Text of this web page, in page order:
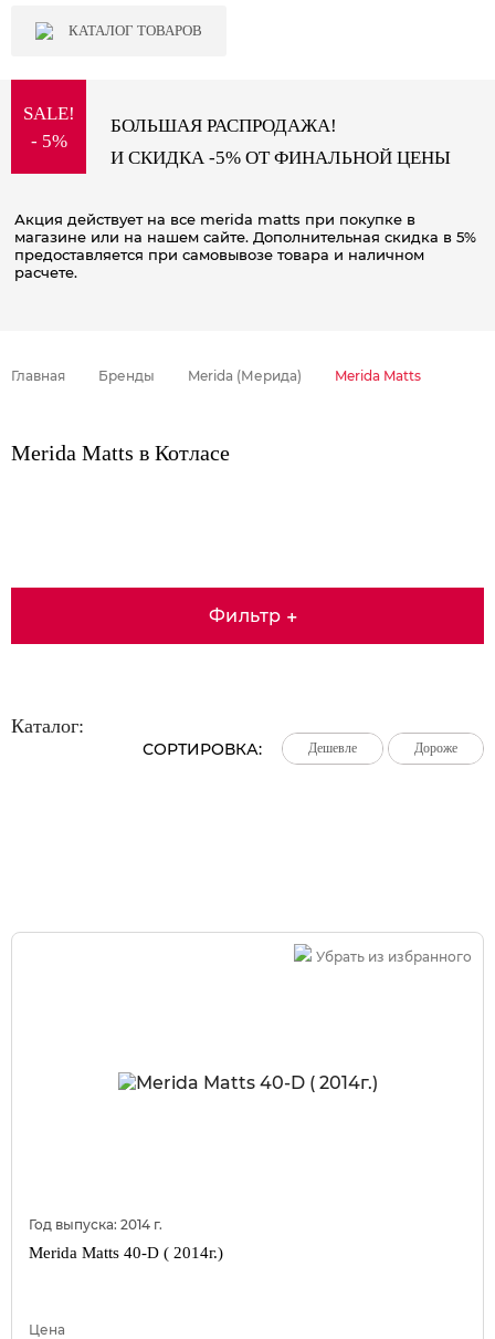
КАТАЛОГ ТОВАРОВ
SALE!
- 5%
БОЛЬШАЯ РАСПРОДАЖА!
И СКИДКА -5% ОТ ФИНАЛЬНОЙ ЦЕНЫ
Акция действует на все merida matts при покупке в
магазине или на нашем сайте. Дополнительная скидка в 5%
предоставляется при самовывозе товара и наличном
расчете.
Главная Бренды Merida (Мерида) Merida Matts
Merida Matts в Котласе
Фильтр +
Каталог:
СОРТИРОВКА: Дешевле
Дешевле
Дешевле Дороже
Дороже
Дороже
Убрать из избранного
Год выпуска: 2014 г.
Merida Matts 40-D ( 2014г.)
Цена